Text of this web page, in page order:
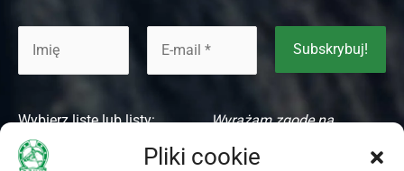
Pliki cookie
Wybierz listę lub listy:
Newsletter tygodniowy
Newsletter dzienny
Wyrażam zgodę na
danych osobowych